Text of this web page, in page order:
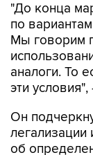
"До конца
по
Мы говорим
аналоги. То
эти
Он
легализации
об